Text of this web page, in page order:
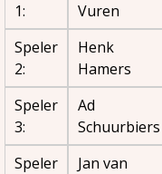
1:
Vuren
Speler
2:
Henk
Hamers
Speler
3:
Ad
Schuurbiers
Speler
Jan van